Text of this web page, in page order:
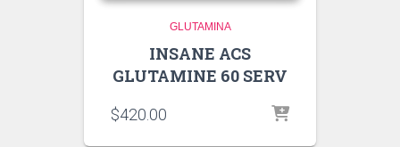
GLUTAMINA
INSANE ACS
GLUTAMINE 60 SERV
$420.00